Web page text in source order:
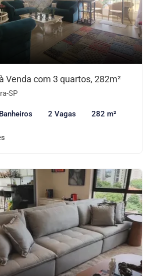
Venda com 3 quartos, 282m²
SP
2 Vagas 282 m²